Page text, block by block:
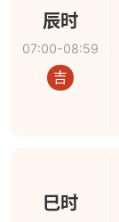
辰时
07:00-08:59
吉
巳时